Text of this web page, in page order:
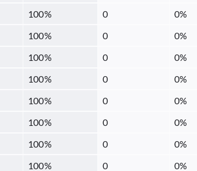
100% 0 0%
100% 0 0%
100% 0 0%
100% 0 0%
100% 0 0%
100% 0 0%
100% 0 0%
100% 0 0%